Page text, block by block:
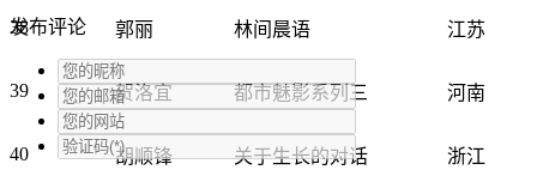
38 郭丽 林间晨语 江苏
39 贺洛宜 都市魅影系列三 河南
40 胡顺锋 关于生长的对话 浙江
发布评论